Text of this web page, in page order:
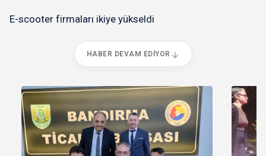
E-scooter firmaları ikiye yükseldi
HABER DEVAM EDIYOR